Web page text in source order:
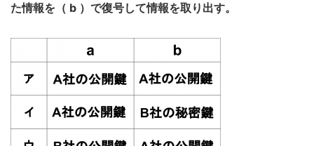
た情報を（ b ）で復号して情報を取り出す。